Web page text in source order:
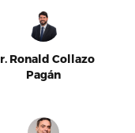
Ronald Collazo
Pagán